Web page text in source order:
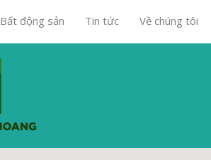
Bất động sản Tin tức Về chúng tôi